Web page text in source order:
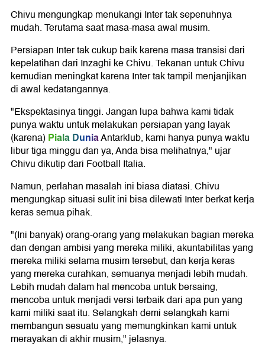
Chivu mengungkap menukangi Inter tak sepenuhnya
mudah. Terutama saat masa-masa awal musim.
Persiapan Inter tak cukup baik karena masa transisi dari
kepelatihan dari Inzaghi ke Chivu. Tekanan untuk Chivu
kemudian meningkat karena Inter tak tampil menjanjikan
di awal kedatangannya.
"Ekspektasinya tinggi. Jangan lupa bahwa kami tidak
punya waktu untuk melakukan persiapan yang layak
(karena)Piala DuniaAntarklub, kami hanya punya waktu
libur tiga minggu dan ya, Anda bisa melihatnya," ujar
Chivu dikutip dari Football Italia.
Namun, perlahan masalah ini biasa diatasi. Chivu
mengungkap situasi sulit ini bisa dilewati Inter berkat kerja
keras semua pihak.
"(Ini banyak) orang-orang yang melakukan bagian mereka
dan dengan ambisi yang mereka miliki, akuntabilitas yang
mereka miliki selama musim tersebut, dan kerja keras
yang mereka curahkan, semuanya menjadi lebih mudah.
Lebih mudah dalam hal mencoba untuk bersaing,
mencoba untuk menjadi versi terbaik dari apa pun yang
kami miliki saat itu. Selangkah demi selangkah kami
membangun sesuatu yang memungkinkan kami untuk
merayakan di akhir musim," jelasnya.